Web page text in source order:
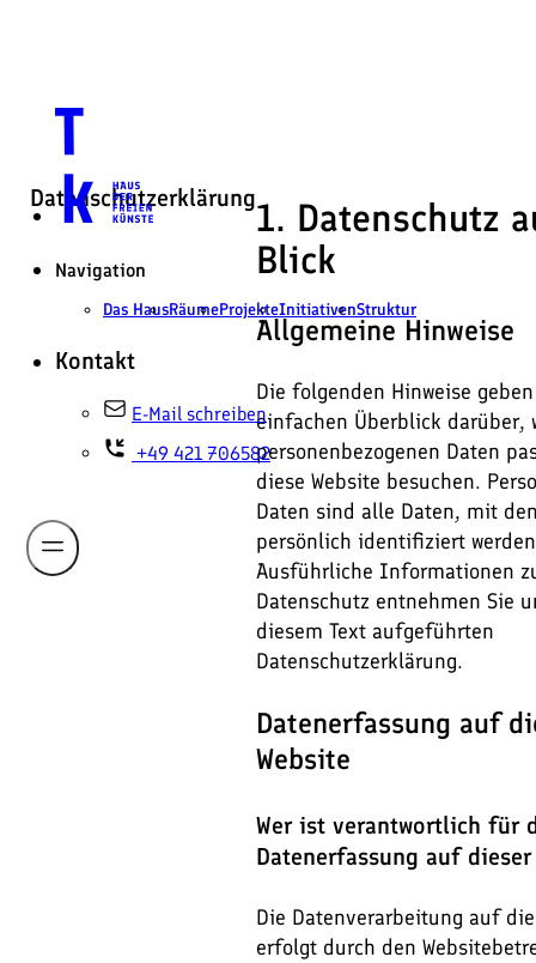
Navigation
Das HausRäumeProjekteInitiativenStruktur
Kontakt
E-Mail schreiben
+49 421 706582
Datenschutzerklärung1. Datenschutz
Blick
Allgemeine Hinweise
Die folgenden Hinweise
einfachen Überblick darüber,
personenbezogenen Daten
diese Website besuchen.
Daten sind alle Daten, mit
persönlich identifiziert
Ausführliche Informationen
Datenschutz entnehmen Sie
diesem Text aufgeführten
Datenschutzerklärung.
Datenerfassung auf
Website
Wer ist verantwortlich für
Datenerfassung auf dieser
Die Datenverarbeitung auf
erfolgt durch den